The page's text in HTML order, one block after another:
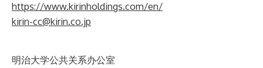
https://www.kirinholdings.com/en/
kirin-cc@kirin.co.jp
明治大学公共关系办公室